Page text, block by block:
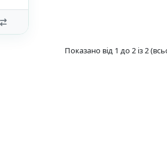
Показано від 1 до 2 із 2